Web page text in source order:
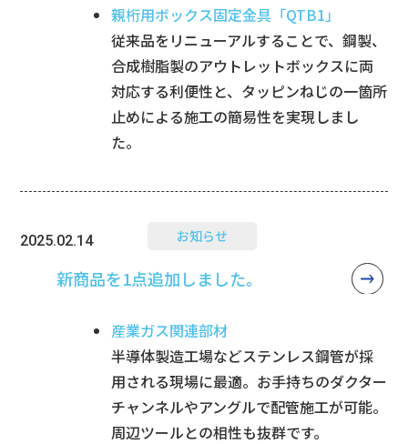
親桁用ボックス固定金具「QTB1」
従来品をリニューアルすることで、鋼製、
合成樹脂製のアウトレットボックスに両
対応する利便性と、タッピンねじの一箇所
止めによる施工の簡易性を実現しまし
た。
2025.02.14 お知らせ
新商品を1点追加しました。
産業ガス関連部材
半導体製造工場などステンレス鋼管が採
用される現場に最適。お手持ちのダクター
チャンネルやアングルで配管施工が可能。
周辺ツールとの相性も抜群です。